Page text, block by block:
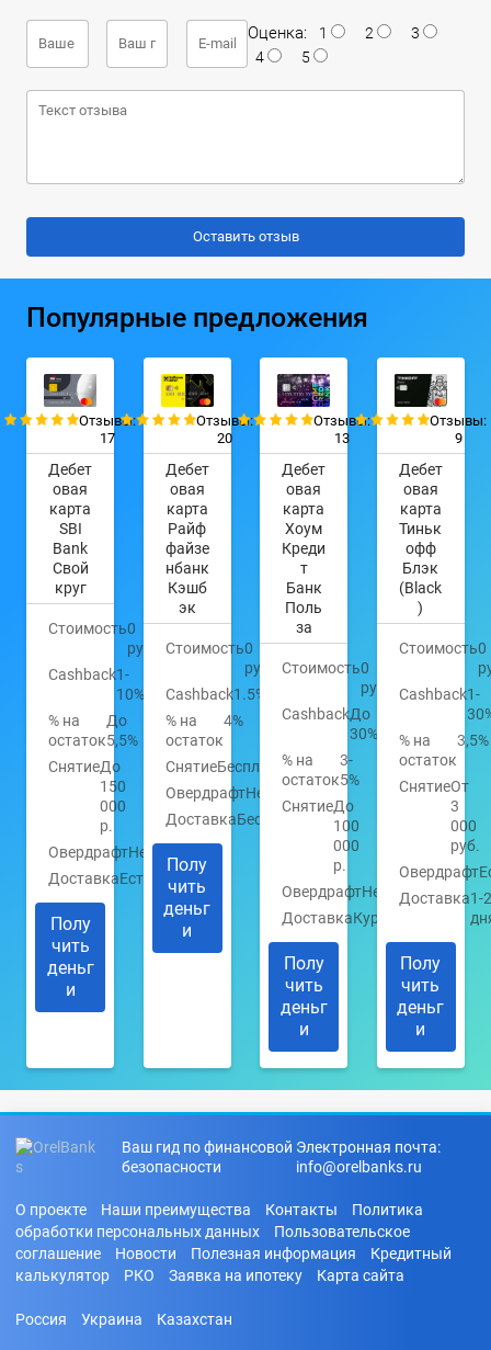
Оценка: 1 2
3
4
5
Популярные предложения
Отзывы:
17
Дебет
овая
карта
SBI
Bank
Свой
круг
Стоимость0
руб.
Cashback1-
10%
% на
остаток
До
5,5%
СнятиеДо
150
000
р.
ОвердрафтНет
ДоставкаЕсть
Полу
чить
деньг
и
Отзывы:
20
Дебет
овая
карта
Райф
файзе
нбанк
Кэшб
эк
Стоимость0
руб.
Cashback1.5%
% на
остаток
4%
СнятиеБесплатно
ОвердрафтНет
ДоставкаБесплатно
Полу
чить
деньг
и
Отзывы:
13
Дебет
овая
карта
Хоум
Креди
т
Банк
Поль
за
Стоимость0
руб.
CashbackДо
30%
% на
остаток
3-
5%
СнятиеДо
100
000
р.
ОвердрафтНет
ДоставкаКурьером
Полу
чить
деньг
и
Отзывы:
9
Дебет
овая
карта
Тиньк
офф
Блэк
(Black
)
Стоимость0
Cashback1-
% на
остаток
3,5%
СнятиеОт
3
000
руб.
Овердрафт
Доставка1-2
Полу
чить
деньг
и
Ваш гид по финансовой
безопасности
Электронная почта:
info@orelbanks.ru
О проекте Наши преимущества Контакты
Политика
обработки персональных данных
Пользовательское
соглашение
Новости Полезная информация
Кредитный
калькулятор
РКО Заявка на ипотеку Карта сайта
Россия Украина Казахстан